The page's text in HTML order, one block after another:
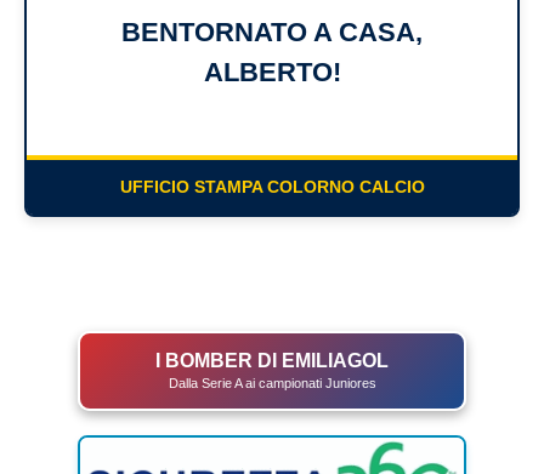
BENTORNATO A CASA,
ALBERTO!
UFFICIO STAMPA COLORNO CALCIO
I BOMBER DI EMILIAGOL
Dalla Serie A ai campionati Juniores